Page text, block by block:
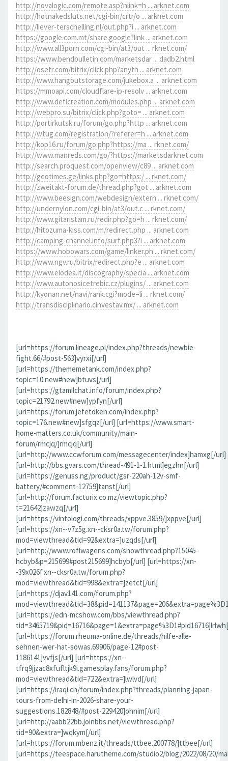
http://novalogic.com/remote.asp?nlink=h ... arknet.com
http://hotnakedsluts.net/cgi-bin/crtr/o ... arknet.com
http://liever-terschelling.nl/out.php?i ... arknet.com
https://google.com.mt/share.google?link ... arknet.com
http://www.all3porn.com/cgi-bin/at3/out ... rknet.com/
https://www.bendbulletin.com/marketsdar ... dadb2.html
http://osetr.com/bitrix/click.php?anyth ... arknet.com
http://www.hangoutstorage.com/jukebox.a ... arknet.com
https://mmoapi.com/cloudflare-ip-resolv ... arknet.com
http://www.deficreation.com/modules.php ... arknet.com
http://webpro.su/bitrix/click.php?goto= ... arknet.com
http://portirkutsk.ru/forum/go.php?http ... arknet.com
http://wtug.com/registration/?referer=h ... arknet.com
http://kop16.ru/forum/go.php?https://ma ... rknet.com/
http://www.manreds.com/go/?https://marketsdarknet.com
http://search.proquest.com/openview/c89 ... arknet.com
http://geotimes.ge/links.php?go=https:/ ... rknet.com/
http://zweitakt-forum.de/thread.php?got ... arknet.com
http://www.beesign.com/webdesign/extern ... rknet.com/
http://undernylon.com/cgi-bin/at3/out.c ... rknet.com/
http://www.gitaristam.ru/redir.php?go=h ... rknet.com/
http://hitozuma-kiss.com/m/redirect.php ... arknet.com
http://camping-channel.info/surf.php3?i ... arknet.com
https://www.hobowars.com/game/linker.ph ... rknet.com/
http://www.ngv.ru/bitrix/redirect.php?e ... arknet.com
http://www.elodea.it/discography/specia ... arknet.com
http://www.autonosicetrebic.cz/plugins/ ... arknet.com
http://kyonan.net/navi/rank.cgi?mode=li ... rknet.com/
http://transdisciplinario.cinvestav.mx/ ... arknet.com
[url=https://forum.lineage.pl/index.php?threads/newbie-
fight.66/#post-563]vyrxi[/url]
[url=https://thememetank.com/index.php?
topic=10.new#new]btuvs[/url]
[url=https://gtamilchat.info/forum/index.php?
topic=21792.new#new]ypfyn[/url]
[url=https://forum.jefetoken.com/index.php?
topic=176.new#new]sfgqz[/url] [url=https://www.smart-
home-matters.co.uk/community/main-
forum/rmcjq/]rmcjq[/url]
[url=http://www.ccwforum.com/messagecenter/index]hamxg[/url]
[url=http://bbs.gvars.com/thread-491-1-1.html]egzhn[/url]
[url=https://genuss.ng/product/gsr-220ah-12v-smf-
battery/#comment-12759]tanst[/url]
[url=http://forum.facturix.co.mz/viewtopic.php?
t=21642]zawzq[/url]
[url=https://vintologi.com/threads/xppve.3859/]xppve[/url]
[url=https://xn--v7z5g.xn--cksr0a.tw/forum.php?
mod=viewthread&tid=92&extra=]uzqds[/url]
[url=http://www.roflwagens.com/showthread.php?15045-
hcbyb&p=215699#post215699]hcbyb[/url] [url=https://xn-
-39x026f.xn--cksr0a.tw/forum.php?
mod=viewthread&tid=998&extra=]zetct[/url]
[url=https://djav141.com/forum.php?
[url=https://edn-mcshow.com/bbs/viewthread.php?
[url=https://forum.rheuma-online.de/threads/hilfe-alle-
sehnen-wer-hat-sowas.69906/page-12#post-
1186141]vvfjs[/url] [url=https://xn--
tfrq9jjzac8xfufltjk9i.gamesplay.fans/forum.php?
mod=viewthread&tid=722&extra=]lwlvd[/url]
[url=https://iraqi.ch/forum/index.php?threads/planning-japan-
tours-from-delhi-in-2026-share-your-
suggestions.182848/#post-229420]ohnim[/url]
[url=http://aabb22bb.joinbbs.net/viewthread.php?
tid=90&extra=]wqkym[/url]
[url=https://forum.mbenz.it/threads/ttbee.200778/]ttbee[/url]
[url=https://teespace.harutheme.com/studio2/blog/2022/08/20/